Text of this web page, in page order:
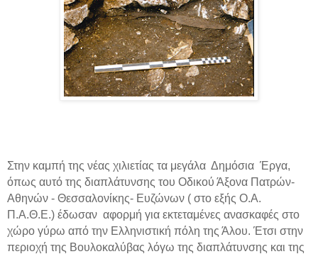
Στην καμπή της νέας χιλιετίας τα μεγάλα Δημόσια Έργα,
όπως αυτό της διαπλάτυνσης του Οδικού Άξονα Πατρών-
Αθηνών - Θεσσαλονίκης- Ευζώνων ( στο εξής Ο.Α.
Π.Α.Θ.Ε.) έδωσαν αφορμή για εκτεταμένες ανασκαφές στο
χώρο γύρω από την Ελληνιστική πόλη της Άλου. Έτσι στην
περιοχή της Βουλοκαλύβας λόγω της διαπλάτυνσης και της